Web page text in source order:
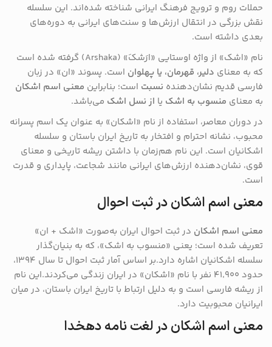
حملات روم و ترویج فرهنگ ایرانی شناخته شده‌اند. این سلسله
نقش بزرگی در انتقال ارزش‌ها و سنت‌های ایرانی به دوره‌های
بعدی داشته است.
نام «اشک» از واژه اوستایی «ارَشکَ» (Arshaka) گرفته شده است
که به معنای دلیر، قهرمان، یا پهلوان است. پسوند «ان» در زبان
فارسی قدیم نشان‌دهنده نسبت است؛ بنابراین معنی اسم اشکان
به معنای منسوب به اشک یا از نسل اشک می‌باشد.
در دوران معاصر، استفاده از نام «اشکان» به عنوان یک اسم پسرانه
محبوب، نشانه احترام و افتخار به تاریخ ایران باستان و سلسله
اشکانیان است. این نام هم‌زمان با داشتن ریشه تاریخی و معنای
قوی، نشان‌دهنده ارزش‌های ایرانی مانند شجاعت، پایداری و قدرت
است.
معنی اسم اشکان در ثبت احوال
معنی اسم اشکان در ثبت احوال ایران به‌صورت «اشک + ان»
تعریف شده است؛ یعنی «منسوب به اشک»، که به بنیان‌گذار
سلسله اشکانیان اشاره دارد.بر اساس آمار ثبت احوال تا سال ۱۳۹۴،
حدود ۴۱٬۹۰۰ نفر با نام «اشکان» در ایران زندگی می‌کردند.این نام
از ریشه فارسی است و به دلیل ارتباط با تاریخ ایران باستان، در میان
ایرانیان محبوبیت دارد.
معنی اسم اشکان در لغت نامه دهخدا